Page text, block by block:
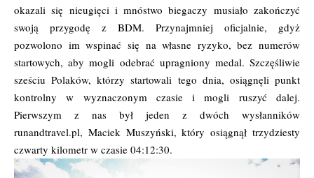
okazali się nieugięci i mnóstwo biegaczy musiało zakończyć
swoją przygodę z BDM. Przynajmniej oficjalnie, gdyż
pozwolono im wspinać się na własne ryzyko, bez numerów
startowych, aby mogli odebrać upragniony medal. Szczęśliwie
sześciu Polaków, którzy startowali tego dnia, osiągnęli punkt
kontrolny w wyznaczonym czasie i mogli ruszyć dalej.
Pierwszym z nas był jeden z dwóch wysłanników
runandtravel.pl, Maciek Muszyński, który osiągnął trzydziesty
czwarty kilometr w czasie 04:12:30.